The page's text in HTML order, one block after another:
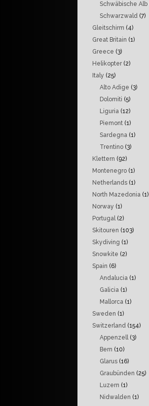
Schwäbische Alb
Schwarzwald (7)
Gleitschirm (4)
Great Britain (1)
Greece (3)
Helikopter(2)
Italy (25)
Alto Adige (3)
Dolomiti (5)
Liguria (12)
Piemont (1)
Sardegna (1)
Trentino (3)
Klettern (92)
Montenegro (1)
Netherlands (1)
North Mazedonia (1)
Norway (1)
Portugal(2)
Skitouren (103)
Skydiving (1)
Snowkite (2)
Spain (6)
Andalucia (1)
Galicia (1)
Mallorca (1)
Sweden (1)
Switzerland (154)
Appenzell(3)
Bern (10)
Glarus (16)
Graubünden (25)
Luzern (1)
Nidwalden (1)